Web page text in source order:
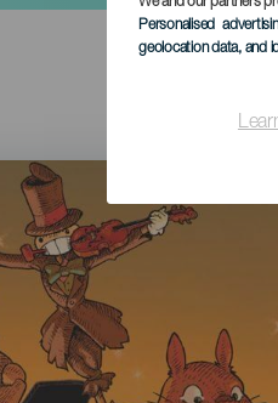
Personalised
geolocation data, and